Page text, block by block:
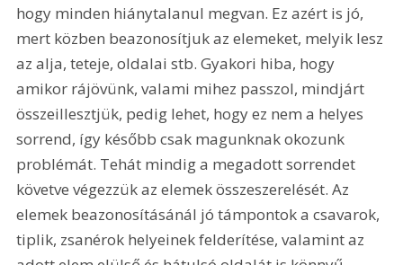
hogy minden hiánytalanul megvan. Ez azért is jó,
mert közben beazonosítjuk az elemeket, melyik lesz
az alja, teteje, oldalai stb. Gyakori hiba, hogy
amikor rájövünk, valami mihez passzol, mindjárt
összeillesztjük, pedig lehet, hogy ez nem a helyes
sorrend, így később csak magunknak okozunk
problémát. Tehát mindig a megadott sorrendet
követve végezzük az elemek összeszerelését. Az
elemek beazonosításánál jó támpontok a csavarok,
tiplik, zsanérok helyeinek felderítése, valamint az